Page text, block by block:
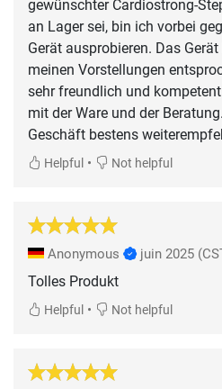
gewünschter Cardiostrong-
an Lager sei, bin ich vorbei
Gerät ausprobieren. Das
meinen Vorstellungen
sehr freundlich und
mit der Ware und der
Geschäft bestens
Helpful • Not helpful
Anonymous juin 2025
Tolles Produkt
Helpful • Not helpful